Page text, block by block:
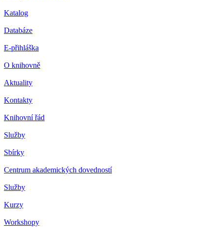
Katalog
Databáze
E-přihláška
O knihovně
Aktuality
Kontakty
Knihovní řád
Služby
Sbírky
Centrum akademických dovedností
Služby
Kurzy
Workshopy